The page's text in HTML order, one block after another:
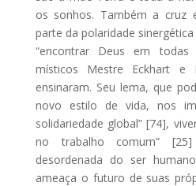
os sonhos. Também a cruz
parte da polaridade
“encontrar Deus em
místicos Mestre Eckhart e
ensinaram. Seu lema, que
novo estilo de vida, nos
solidariedade global” [74],
no trabalho comum”
desordenada do ser
ameaça o futuro de suas